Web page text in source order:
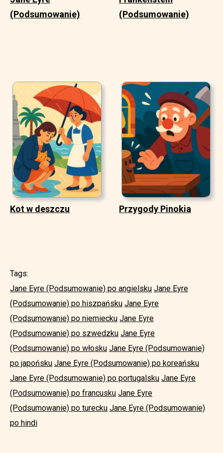
(Podsumowanie)
(Podsumowanie)
Kot w deszczu Przygody Pinokia
Tags:
Jane Eyre (Podsumowanie) po angielsku Jane Eyre
(Podsumowanie) po hiszpańsku Jane Eyre
(Podsumowanie) po niemiecku Jane Eyre
(Podsumowanie) po szwedzku Jane Eyre
(Podsumowanie) po włosku Jane Eyre (Podsumowanie)
po japońsku Jane Eyre (Podsumowanie) po koreańsku
Jane Eyre (Podsumowanie) po portugalsku Jane Eyre
(Podsumowanie) po francusku Jane Eyre
(Podsumowanie) po turecku Jane Eyre (Podsumowanie)
po hindi